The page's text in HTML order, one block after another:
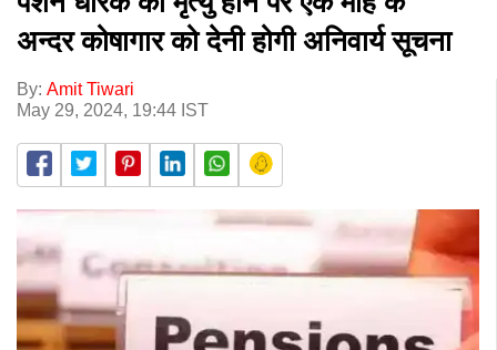
अन्दर कोषागार को देनी होगी अनिवार्य सूचना
By: Amit Tiwari
May 29, 2024, 19:44 IST